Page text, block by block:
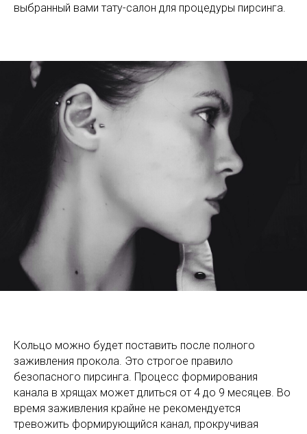
выбранный вами тату-салон для процедуры пирсинга.
Кольцо можно будет поставить после полного
заживления прокола. Это строгое правило
безопасного пирсинга. Процесс формирования
канала в хрящах может длиться от 4 до 9 месяцев. Во
время заживления крайне не рекомендуется
тревожить формирующийся канал, прокручивая